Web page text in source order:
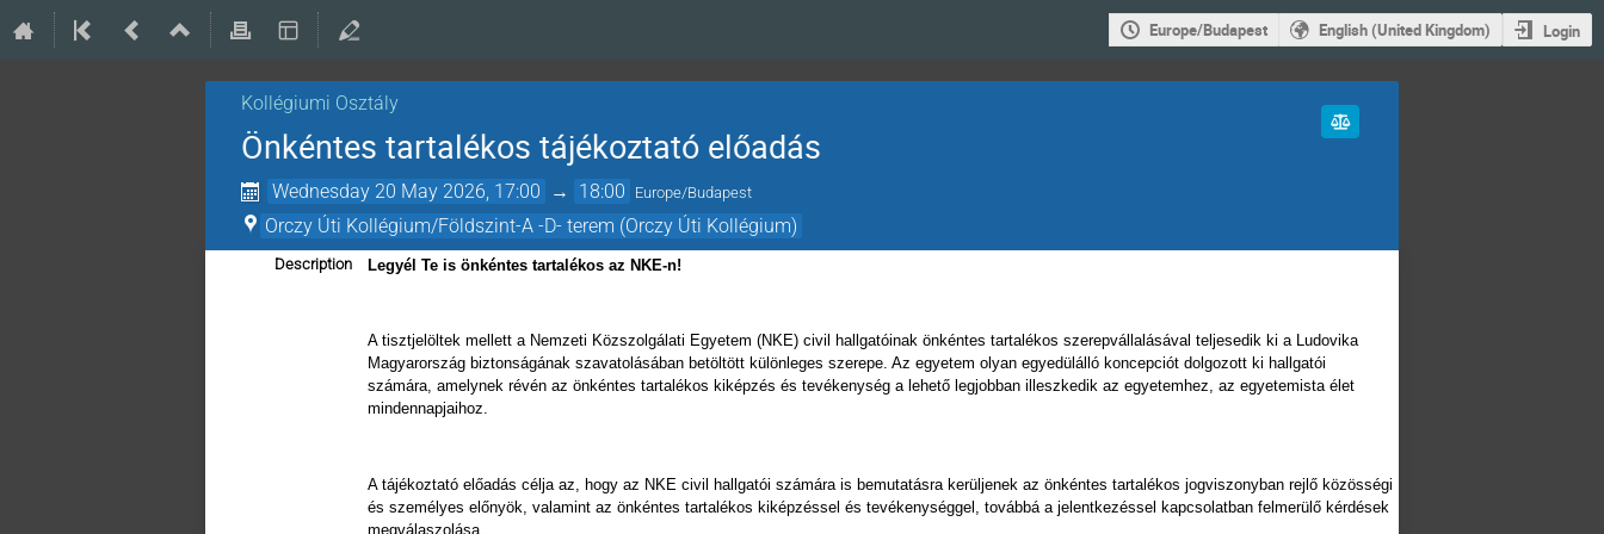
Europe/Budapest English (United Kingdom) Login
Kollégiumi Osztály
Önkéntes tartalékos tájékoztató előadás
Wednesday 20 May 2026, 17:00 → 18:00 Europe/Budapest
Orczy Úti Kollégium/Földszint-A -D- terem (Orczy Úti Kollégium)
Description Legyél Te is önkéntes tartalékos az NKE-n!
A tisztjelöltek mellett a Nemzeti Közszolgálati Egyetem (NKE) civil hallgatóinak önkéntes tartalékos szerepvállalásával teljesedik ki a Ludovika
Magyarország biztonságának szavatolásában betöltött különleges szerepe. Az egyetem olyan egyedülálló koncepciót dolgozott ki hallgatói
számára, amelynek révén az önkéntes tartalékos kiképzés és tevékenység a lehető legjobban illeszkedik az egyetemhez, az egyetemista élet
mindennapjaihoz.
A tájékoztató előadás célja az, hogy az NKE civil hallgatói számára is bemutatásra kerüljenek az önkéntes tartalékos jogviszonyban rejlő közösségi
és személyes előnyök, valamint az önkéntes tartalékos kiképzéssel és tevékenységgel, továbbá a jelentkezéssel kapcsolatban felmerülő kérdések
megválaszolása.